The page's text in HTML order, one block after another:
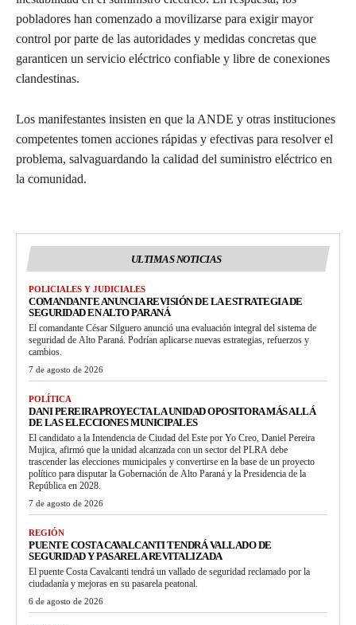
pobladores han comenzado a movilizarse para exigir mayor
control por parte de las autoridades y medidas concretas que
garanticen un servicio eléctrico confiable y libre de conexiones
clandestinas.
Los manifestantes insisten en que la ANDE y otras instituciones
competentes tomen acciones rápidas y efectivas para resolver el
problema, salvaguardando la calidad del suministro eléctrico en
la comunidad.
ULTIMAS NOTICIAS
POLICIALES Y JUDICIALES
COMANDANTE ANUNCIA REVISIÓN DE LA ESTRATEGIA DE
SEGURIDAD EN ALTO PARANÁ
El comandante César Silguero anunció una evaluación integral del sistema de
seguridad de Alto Paraná. Podrían aplicarse nuevas estrategias, refuerzos y
cambios.
7 de agosto de 2026
POLÍTICA
DANI PEREIRA PROYECTA LA UNIDAD OPOSITORA MÁS ALLÁ
DE LAS ELECCIONES MUNICIPALES
El candidato a la Intendencia de Ciudad del Este por Yo Creo, Daniel Pereira
Mujica, afirmó que la unidad alcanzada con un sector del PLRA debe
trascender las elecciones municipales y convertirse en la base de un proyecto
político para disputar la Gobernación de Alto Paraná y la Presidencia de la
República en 2028.
7 de agosto de 2026
REGIÓN
PUENTE COSTA CAVALCANTI TENDRÁ VALLADO DE
SEGURIDAD Y PASARELA REVITALIZADA
El puente Costa Cavalcanti tendrá un vallado de seguridad reclamado por la
ciudadanía y mejoras en su pasarela peatonal.
6 de agosto de 2026